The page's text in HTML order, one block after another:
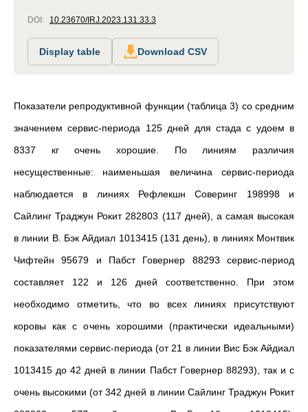
DOI: 10.23670/IRJ.2023.131.33.3
Display table Download CSV
Показатели репродуктивной функции (таблица 3) со средним
значением сервис-периода 125 дней для стада с удоем в
8337 кг очень хорошие. По линиям различия
несущественные: наименьшая величина сервис-периода
наблюдается в линиях Рефлекшн Соверинг 198998 и
Сайлинг Траджун Рокит 282803 (117 дней), а самая высокая
в линии В. Бэк Айдиал 1013415 (131 день), в линиях Монтвик
Чифтейн 95679 и
Пабст Говернер 88293
сервис-период
составляет 122 и 126 дней соответственно.
При этом
необходимо отметить, что во всех линиях присутствуют
коровы как с очень хорошими (практически идеальными)
показателями сервис-периода (от 21 в линии Вис Бэк Айдиал
1013415 до 42 дней в линии Пабст Говернер 88293), так и с
очень высокими (от 342 дней в линии Сайлинг Траджун Рокит